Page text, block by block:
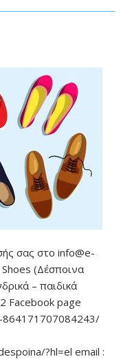
σας στο info@e-
(Δέσποινα
– παιδικά
Facebook page
?hl=el email :